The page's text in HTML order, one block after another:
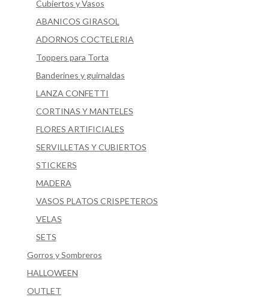
Cubiertos y Vasos
ABANICOS GIRASOL
ADORNOS COCTELERIA
Toppers para Torta
Banderines y guirnaldas
LANZA CONFETTI
CORTINAS Y MANTELES
FLORES ARTIFICIALES
SERVILLETAS Y CUBIERTOS
STICKERS
MADERA
VASOS PLATOS CRISPETEROS
VELAS
SETS
Gorros y Sombreros
HALLOWEEN
OUTLET